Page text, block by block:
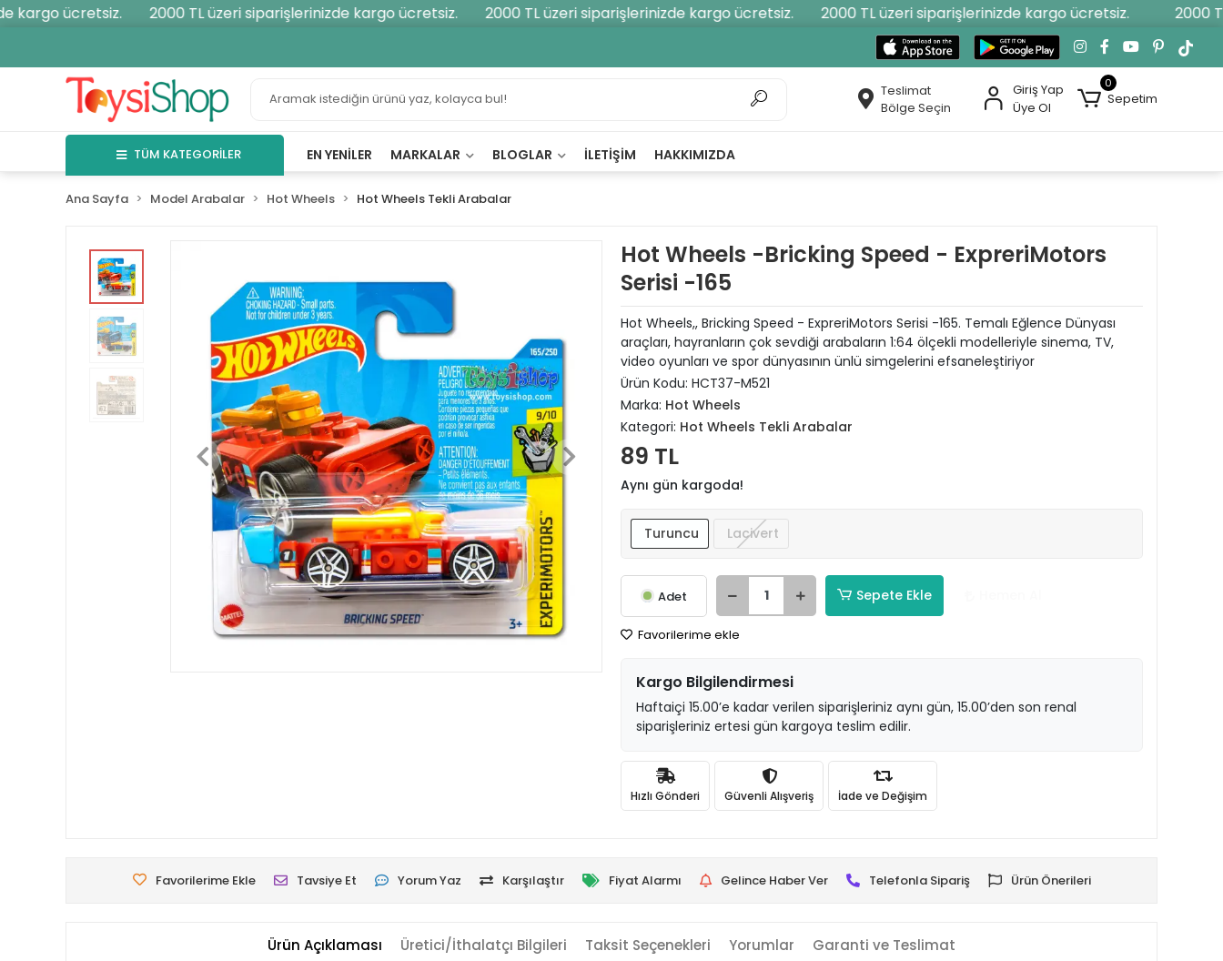
ücretsiz. 2000 TL üzeri siparişlerinizde kargo ücretsiz. 2000 TL üzeri siparişlerinizde kargo ücretsiz. 2000 TL üzeri siparişlerinizde kargo ücretsiz. 2000
Teslimat
Bölge Seçin
Giriş Yap
Üye Ol
0
Sepetim
TÜM KATEGORİLER EN YENILER MARKALAR BLOGLAR İLETIŞIM HAKKIMIZDA
Ana Sayfa Model Arabalar Hot Wheels Hot Wheels Tekli Arabalar
Hot Wheels -Bricking Speed - ExpreriMotors
Serisi -165
Hot Wheels,, Bricking Speed - ExpreriMotors Serisi -165. Temalı Eğlence Dünyası
araçları, hayranların çok sevdiği arabaların 1:64 ölçekli modelleriyle sinema, TV,
video oyunları ve spor dünyasının ünlü simgelerini efsaneleştiriyor
Ürün Kodu: HCT37-M521
Marka: Hot Wheels
Kategori: Hot Wheels Tekli Arabalar
89 TL
Aynı gün kargoda!
Turuncu Lacivert
Adet Sepete Ekle
Favorilerime ekle
Kargo Bilgilendirmesi
Haftaiçi 15.00’e kadar verilen siparişleriniz aynı gün, 15.00’den son renal
siparişleriniz ertesi gün kargoya teslim edilir.
Hızlı Gönderi Güvenli Alışveriş İade ve Değişim
Favorilerime Ekle Tavsiye Et Yorum Yaz Karşılaştır Fiyat Alarmı Gelince Haber Ver Telefonla Sipariş Ürün Önerileri
Ürün Açıklaması Üretici/İthalatçı Bilgileri Taksit Seçenekleri Yorumlar Garanti ve Teslimat